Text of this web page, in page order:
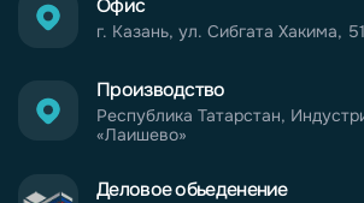
Деловое обьеденение
Производство
Республика Татарстан,
«Лаишево»
Офис
г. Казань, ул. Сибгата Хакима,